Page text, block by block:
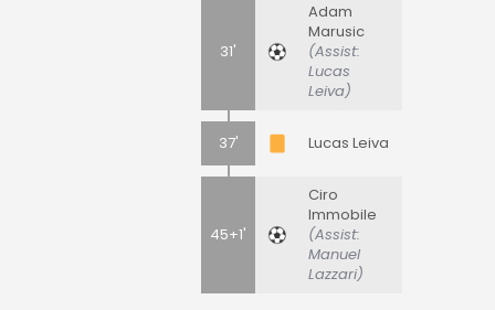
31'
Adam
Marusic
(Assist:
Lucas
Leiva)
37' Lucas Leiva
45+1'
Ciro
Immobile
(Assist:
Manuel
Lazzari)